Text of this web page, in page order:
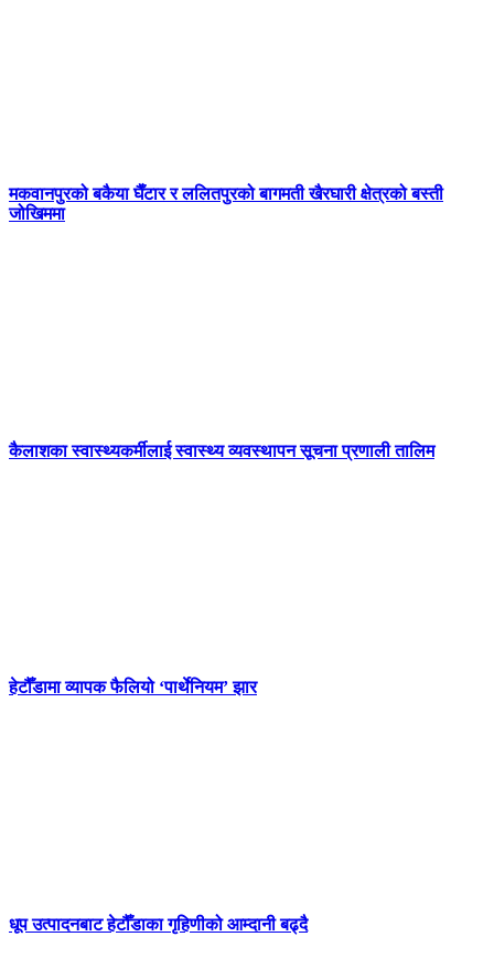
मकवानपुरको बकैया घैँटार र ललितपुरको बागमती खैरघारी क्षेत्रको बस्ती
जोखिममा
कैलाशका स्वास्थ्यकर्मीलाई स्वास्थ्य व्यवस्थापन सूचना प्रणाली तालिम
हेटौँडामा व्यापक फैलियो ‘पार्थेनियम’ झार
धूप उत्पादनबाट हेटौँडाका गृहिणीको आम्दानी बढ्दै